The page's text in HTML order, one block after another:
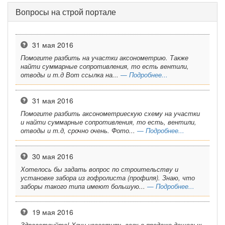
Вопросы на строй портале
31 мая 2016
Помогите разбить на участки аксонометрию. Также
найти суммарные сопротивления, то есть вентили,
отводы и т.д Вот ссылка на... — Подробнее...
31 мая 2016
Помогите разбить аксонометриескую схему на участки
и найти суммарные сопротивления, то есть, вентили,
отводы и т.д, срочно очень. Фото... — Подробнее...
30 мая 2016
Хотелось бы задать вопрос по строительству и
установке забора из гофролиста (профиля). Знаю, что
заборы такого типа имеют большую... — Подробнее...
19 мая 2016